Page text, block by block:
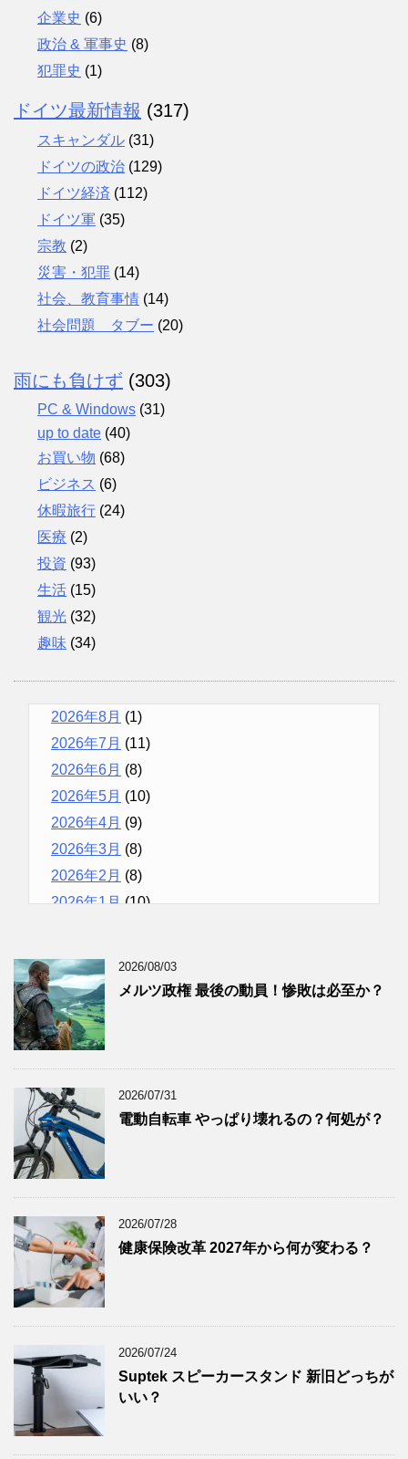
企業史 (6)
政治 & 軍事史 (8)
犯罪史 (1)
ドイツ最新情報 (317)
スキャンダル (31)
ドイツの政治 (129)
ドイツ経済 (112)
ドイツ軍 (35)
宗教 (2)
災害・犯罪 (14)
社会、教育事情 (14)
社会問題 タブー (20)
雨にも負けず (303)
PC & Windows (31)
up to date (40)
お買い物 (68)
ビジネス (6)
休暇旅行 (24)
医療 (2)
投資 (93)
生活 (15)
観光 (32)
趣味 (34)
2026年8月 (1)
2026年7月 (11)
2026年6月 (8)
2026年5月 (10)
2026年4月 (9)
2026年3月 (8)
2026年2月 (8)
2026年1月(10)
2025年10月(10)
2025年9月
2025年8月
2025年6月(9)
2025年5月(8)
2025年4月
2025年3月
2025年1月(8)
2024年12月(8)
2024年11月
2024年10月
2024年9月(9)
2024年8月(9)
2024年7月(9)
2024年6月(7)
2024年5月
2026/08/03
メルツ政権 最後の動員！惨敗は必至か？
2026/07/31
電動自転車 やっぱり壊れるの？何処が？
2026/07/28
健康保険改革 2027年から何が変わる？
2026/07/24
Suptek スピーカースタンド 新旧どっちが
いい？